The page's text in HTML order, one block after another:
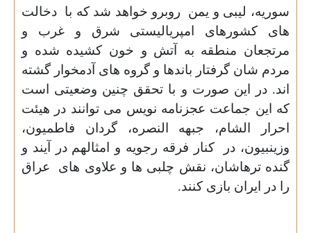
سوریه، لیبی و یمن
روبرو خواهد شد که با دخالت
های کشورهای امپریالیستی شرق و غرب و
مرتجعان منطقه به آتش و خون کشیده شده و
مردم شان گرفتار باندها و گروه های آدمخوار گشته
اند. در این صورت و با تحقق چنین وضعیتی است
که این جماعت عجزنامه نویس می توانند در هیئت
احرار الشام، جبهه النصره، گردان فاطمیون،
وزینبیون، در
کنار فرقه رجویه و امثالهم در آیند و
گنده ترهاشان، نقش چلبی ها و علاوی های
عراق
را در ایران بازی کنند.